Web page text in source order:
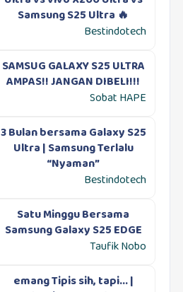
Samsung S25 Ultra 🔥
Bestindotech
SAMSUG GALAXY S25 ULTRA
AMPAS!! JANGAN DIBELI!!!
Sobat HAPE
3 Bulan bersama Galaxy S25
Ultra | Samsung Terlalu
“Nyaman”
Bestindotech
Satu Minggu Bersama
Samsung Galaxy S25 EDGE
Taufik Nobo
emang Tipis sih, tapi... |